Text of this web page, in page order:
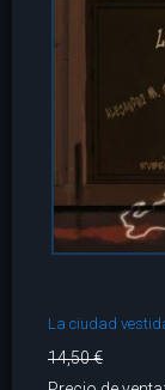
La ciudad
14,50 €